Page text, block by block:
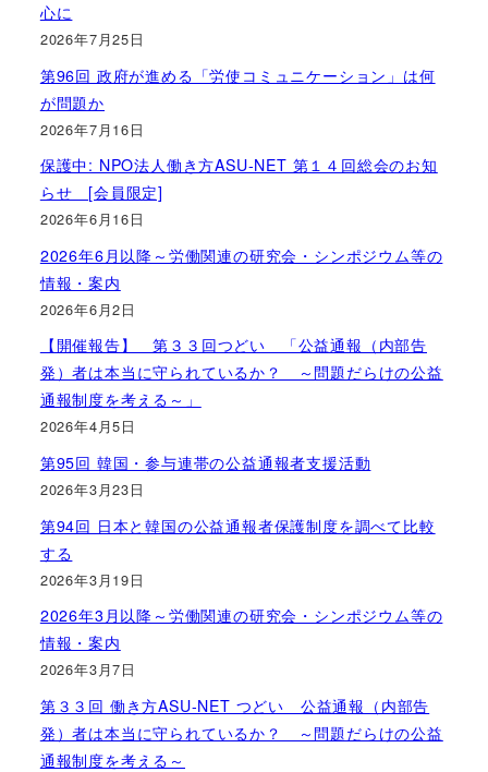
心に
2026年7月25日
第96回 政府が進める「労使コミュニケーション」は何
が問題か
2026年7月16日
保護中: NPO法人働き方ASU-NET 第１４回総会のお知
らせ [会員限定]
2026年6月16日
2026年6月以降～労働関連の研究会・シンポジウム等の
情報・案内
2026年6月2日
【開催報告】 第３３回つどい 「公益通報（内部告
発）者は本当に守られているか？ ～問題だらけの公益
通報制度を考える～」
2026年4月5日
第95回 韓国・参与連帯の公益通報者支援活動
2026年3月23日
第94回 日本と韓国の公益通報者保護制度を調べて比較
する
2026年3月19日
2026年3月以降～労働関連の研究会・シンポジウム等の
情報・案内
2026年3月7日
第３３回 働き方ASU-NET つどい 公益通報（内部告
発）者は本当に守られているか？ ～問題だらけの公益
通報制度を考える～